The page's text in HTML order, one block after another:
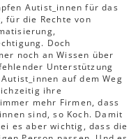
Autist_innen für das
für die Rechte von
Doch
noch an Wissen über
Unterstützung
auf dem Weg
ihre
mehr Firmen, dass
sind, so Koch. Damit
es aber wichtig, dass die